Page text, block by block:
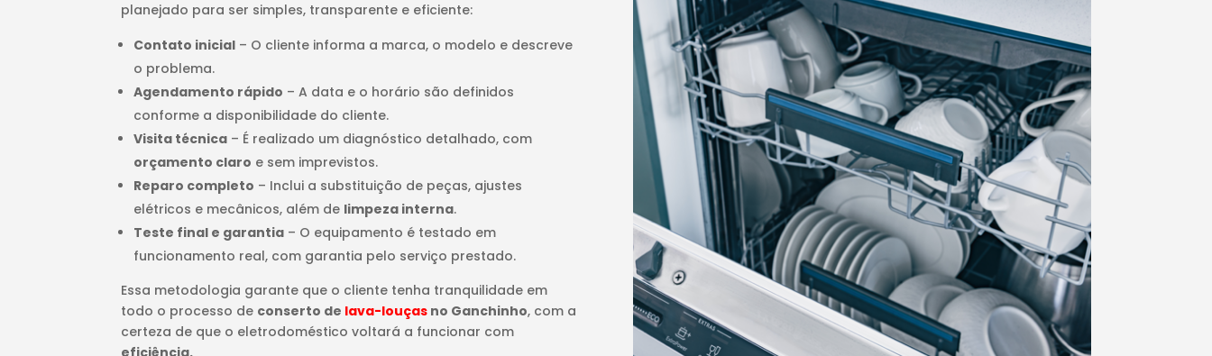
planejado para ser simples, transparente e eficiente:
Contato inicial – O cliente informa a marca, o modelo e descreve
o problema.
Agendamento rápido – A data e o horário são definidos
conforme a disponibilidade do cliente.
Visita técnica – É realizado um diagnóstico detalhado, com
orçamento claro e sem imprevistos.
Reparo completo – Inclui a substituição de peças, ajustes
elétricos e mecânicos, além de limpeza interna.
Teste final e garantia – O equipamento é testado em
funcionamento real, com garantia pelo serviço prestado.
Essa metodologia garante que o cliente tenha tranquilidade em
todo o processo de conserto de lava-louças no Ganchinho, com a
certeza de que o eletrodoméstico voltará a funcionar com